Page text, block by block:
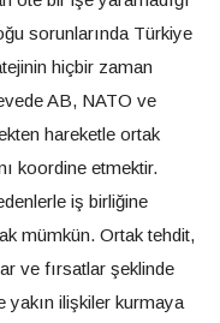
sorunlarında Türkiye
hiçbir zaman
AB, NATO ve
hareketle ortak
koordine etmektir.
iş birliğine
mümkün. Ortak tehdit,
ve fırsatlar şeklinde
yakın ilişkiler kurmaya